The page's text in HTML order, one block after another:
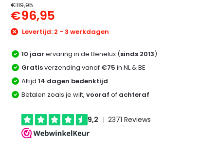
€119,95
€96,95
Levertijd: 2 - 3 werkdagen
10 jaar ervaring in de Benelux (sinds 2013)
Gratisverzending vanaf €75 in NL & BE
Altijd14 dagen bedenktijd
Betalen zoals je wilt,vooraf of achteraf